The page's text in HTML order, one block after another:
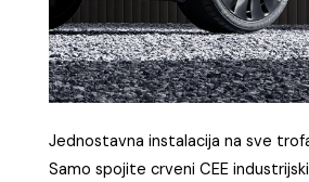
Jednostavna instalacija na sve
Samo spojite crveni CEE